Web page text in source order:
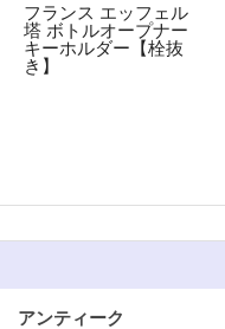
フランス エッフェル
塔 ボトルオープナー
キーホルダー【栓抜
き】
アンティーク